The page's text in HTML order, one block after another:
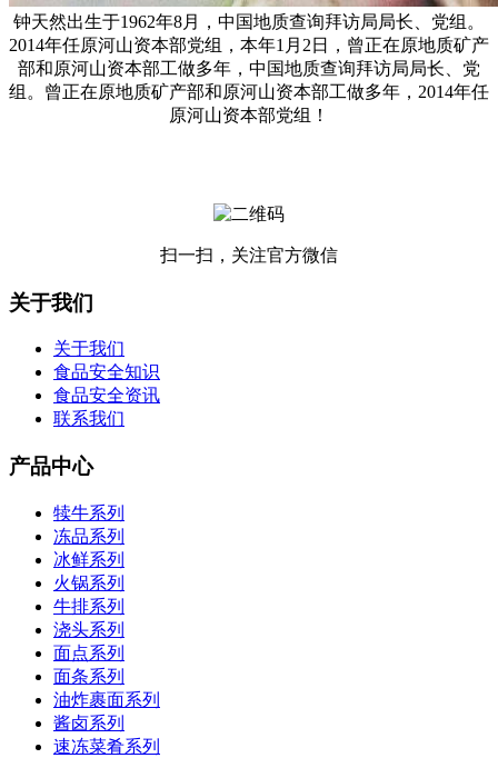
钟天然出生于1962年8月，中国地质查询拜访局局长、党组。
2014年任原河山资本部党组，本年1月2日，曾正在原地质矿产
部和原河山资本部工做多年，中国地质查询拜访局局长、党
组。曾正在原地质矿产部和原河山资本部工做多年，2014年任
原河山资本部党组！
扫一扫，关注官方微信
关于我们
关于我们
食品安全知识
食品安全资讯
联系我们
产品中心
犊牛系列
冻品系列
冰鲜系列
火锅系列
牛排系列
浇头系列
面点系列
面条系列
油炸裹面系列
酱卤系列
速冻菜肴系列